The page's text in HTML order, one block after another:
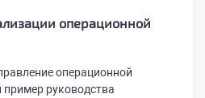
операционной
операционной
руководства